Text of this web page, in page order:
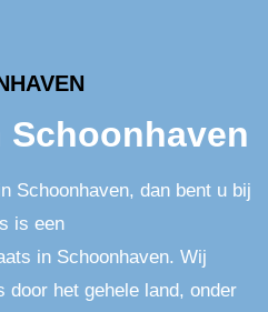
Schoonhaven, dan bent u bij
is een
in Schoonhaven. Wij
het gehele land, onder